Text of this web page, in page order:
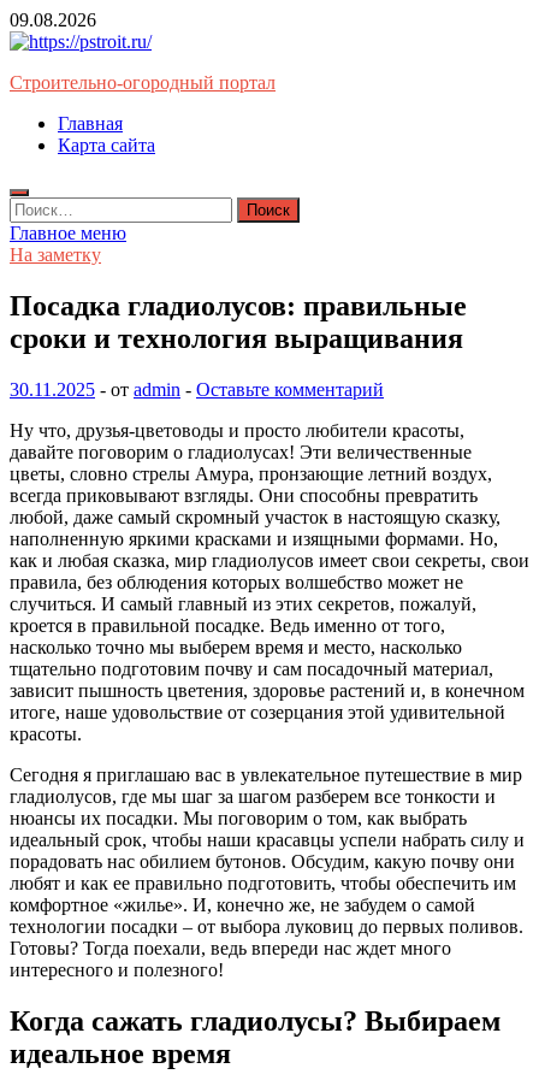
Перейти
к
09.08.2026
Строительно-огородный портал
Главная
Карта сайта
Найти:
Главное меню
На заметку
Посадка гладиолусов: правильные
сроки и технология выращивания
30.11.2025 - от admin - Оставьте комментарий
Ну что, друзья-цветоводы и просто любители красоты,
давайте поговорим о гладиолусах! Эти величественные
цветы, словно стрелы Амура, пронзающие летний воздух,
всегда приковывают взгляды. Они способны превратить
любой, даже самый скромный участок в настоящую сказку,
наполненную яркими красками и изящными формами. Но,
как и любая сказка, мир гладиолусов имеет свои секреты, свои
правила, без облюдения которых волшебство может не
случиться. И самый главный из этих секретов, пожалуй,
кроется в правильной посадке. Ведь именно от того,
насколько точно мы выберем время и место, насколько
тщательно подготовим почву и сам посадочный материал,
зависит пышность цветения, здоровье растений и, в конечном
итоге, наше удовольствие от созерцания этой удивительной
красоты.
Сегодня я приглашаю вас в увлекательное путешествие в мир
гладиолусов, где мы шаг за шагом разберем все тонкости и
нюансы их посадки. Мы поговорим о том, как выбрать
идеальный срок, чтобы наши красавцы успели набрать силу и
порадовать нас обилием бутонов. Обсудим, какую почву они
любят и как ее правильно подготовить, чтобы обеспечить им
комфортное «жилье». И, конечно же, не забудем о самой
технологии посадки – от выбора луковиц до первых поливов.
Готовы? Тогда поехали, ведь впереди нас ждет много
интересного и полезного!
Когда сажать гладиолусы? Выбираем
идеальное время